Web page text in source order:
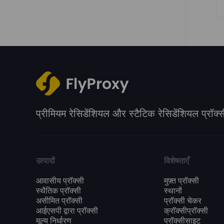
प्रीमियम रेसिडेंशियल और स्टैटिक रेसिडेंशियल
उत्पादों
आवासीय प्रॉक्सी
स्थैतिक प्रॉक्सी
असीमित प्रॉक्सी
आईएसपी द्वारा प्रॉक्सी
मूल्य निर्धारण
विशेषताएँ
मुफ़्त प्रॉक्सी
स्थानों
प्रॉक्सी चेकर
क्रॉक्सीप्रॉक्सी
प्रॉक्सीसाइट